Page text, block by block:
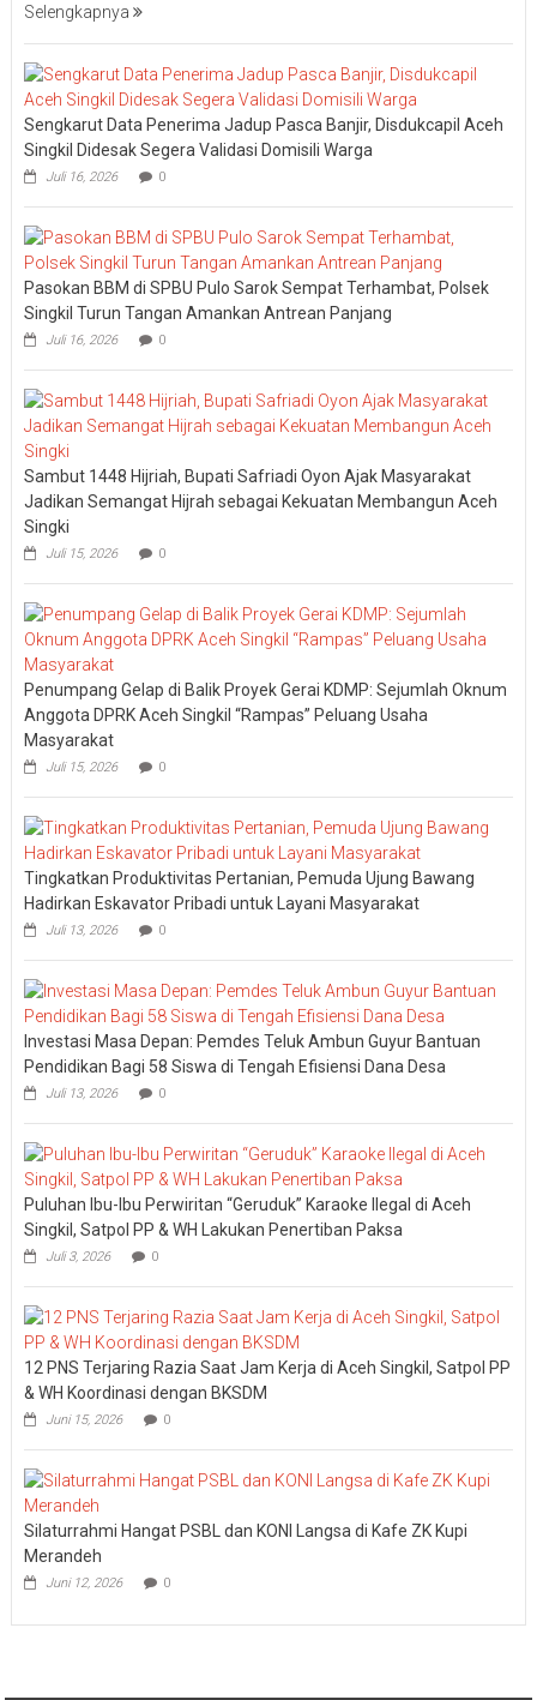
Selengkapnya
Sengkarut Data Penerima Jadup Pasca Banjir, Disdukcapil Aceh
Singkil Didesak Segera Validasi Domisili Warga
Juli 16, 2026 0
Pasokan BBM di SPBU Pulo Sarok Sempat Terhambat, Polsek
Singkil Turun Tangan Amankan Antrean Panjang
Juli 16, 2026 0
Sambut 1448 Hijriah, Bupati Safriadi Oyon Ajak Masyarakat
Jadikan Semangat Hijrah sebagai Kekuatan Membangun Aceh
Singki
Juli 15, 2026 0
Penumpang Gelap di Balik Proyek Gerai KDMP: Sejumlah Oknum
Anggota DPRK Aceh Singkil “Rampas” Peluang Usaha
Masyarakat
Juli 15, 2026 0
Tingkatkan Produktivitas Pertanian, Pemuda Ujung Bawang
Hadirkan Eskavator Pribadi untuk Layani Masyarakat
Juli 13, 2026 0
Investasi Masa Depan: Pemdes Teluk Ambun Guyur Bantuan
Pendidikan Bagi 58 Siswa di Tengah Efisiensi Dana Desa
Juli 13, 2026 0
Puluhan Ibu-Ibu Perwiritan “Geruduk” Karaoke Ilegal di Aceh
Singkil, Satpol PP & WH Lakukan Penertiban Paksa
Juli 3, 2026 0
12 PNS Terjaring Razia Saat Jam Kerja di Aceh Singkil, Satpol PP
& WH Koordinasi dengan BKSDM
Juni 15, 2026 0
Silaturrahmi Hangat PSBL dan KONI Langsa di Kafe ZK Kupi
Merandeh
Juni 12, 2026 0